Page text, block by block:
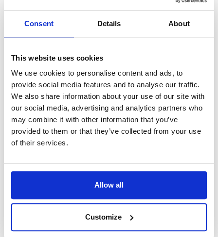
Consent Details About
This website uses cookies
We use cookies to personalise content and ads, to
provide social media features and to analyse our traffic.
We also share information about your use of our site with
our social media, advertising and analytics partners who
may combine it with other information that you’ve
provided to them or that they’ve collected from your use
of their services.
Allow all
Customize
Oberhausen, Vakances Vācija
Pieņemam arī pārus
check
Order picker for supermarket
(Oberhausen) (PicNic) Oberhausen,
Vācijā
Salary:from 14,96€/h star_border 0/5(0 reviews)
R&S Cleaning
Position is open for:20 dienas